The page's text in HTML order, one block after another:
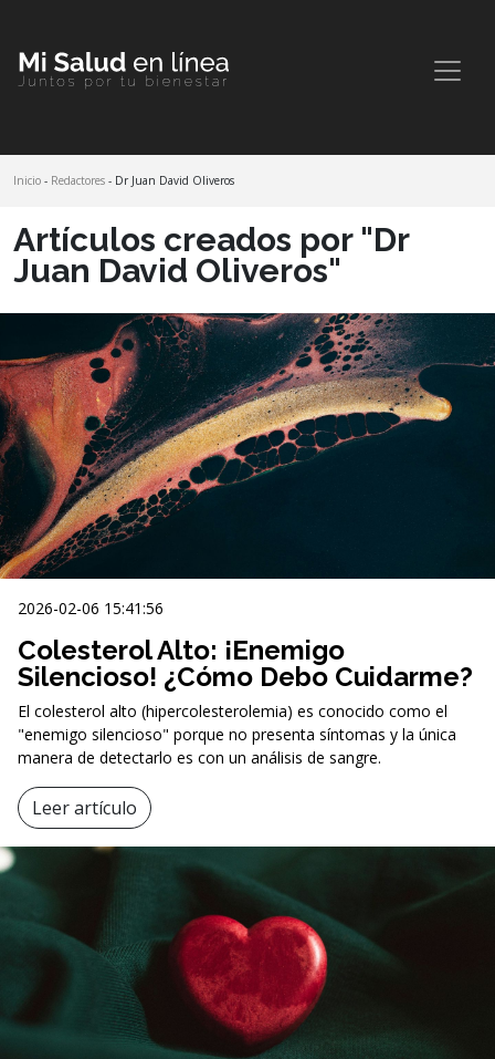
Inicio - Redactores - Dr Juan David Oliveros
Artículos creados por "Dr
Juan David Oliveros"
2026-02-06 15:41:56
Colesterol Alto: ¡Enemigo
Silencioso! ¿Cómo Debo Cuidarme?
El colesterol alto (hipercolesterolemia) es conocido como el
"enemigo silencioso" porque no presenta síntomas y la única
manera de detectarlo es con un análisis de sangre.
Leer artículo